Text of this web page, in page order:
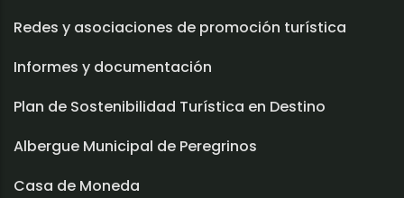
Redes y asociaciones de promoción turística
Informes y documentación
Plan de Sostenibilidad Turística en Destino
Albergue Municipal de Peregrinos
Casa de Moneda